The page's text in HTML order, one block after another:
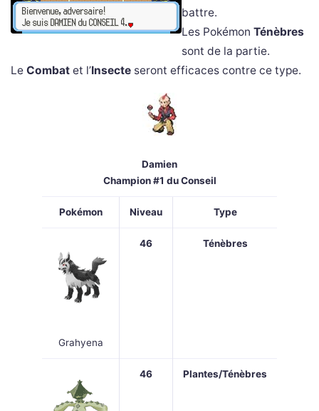
battre.
Les Pokémon Ténèbres
sont de la partie.
Le Combat et l’Insecte seront efficaces contre ce type.
Damien
Champion #1 du Conseil
Pokémon Niveau Type
Grahyena
46 Ténèbres
46 Plantes/Ténèbres